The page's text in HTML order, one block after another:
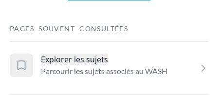
PAGES SOUVENT CONSULTÉES
Explorer les sujets
Parcourir les sujets associés au WASH